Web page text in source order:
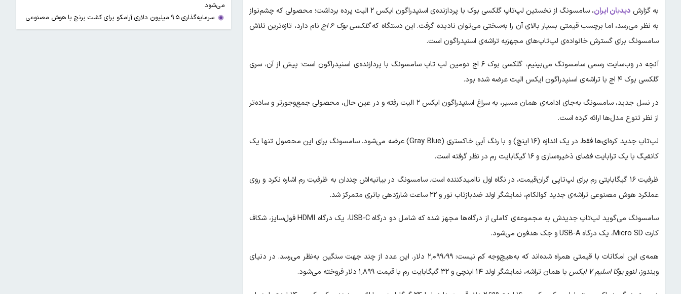
به گزارش دیدبان ایران
، سامسونگ از نخستین لپ‌تاپ گلکسی بوک با پردازنده‌ی اسنپدراگون ایکس ۲ الیت پرده برداشت؛ محصولی که چشم‌نواز
به نظر می‌رسد، اما برچسب قیمتی بسیار بالای آن را به‌سختی می‌توان نادیده گرفت. این دستگاه کهگلکسی بوک ۶ اج
نام دارد، تازه‌ترین تلاش
سامسونگ برای گسترش خانواده‌ی لپ‌تاپ‌های مجهزبه تراشه‌ی اسنپدراگون است.
آنچه در وب‌سایت رسمی سامسونگ می‌بینیم، گلکسی بوک ۶ اج دومین لپ تاپ سامسونگ با پردازنده‌ی اسنپدراگون است؛ پیش از آن، سری
گلکسی بوک ۴ اج با تراشه‌ی اسنپدراگون ایکس الیت عرضه شده بود.
در نسل جدید، سامسونگ به‌جای ادامه‌ی همان مسیر، به سراغ اسنپدراگون ایکس ۲ الیت رفته و در عین حال، محصولی جمع‌وجورتر و ساده‌تر
از نظر تنوع مدل‌ها ارائه کرده است.
لپ‌تاپ جدید کره‌ای‌ها فقط در یک اندازه‌ (۱۶ اینچ) و با رنگ آبیِ خاکستری (Gray Blue) عرضه می‌شود. سامسونگ برای این محصول تنها یک
کانفیگ با یک ترابایت فضای ذخیره‌سازی و ۱۶ گیگابایت رم در نظر گرفته است.
ظرفیت ۱۶ گیگابایتی رم برای لپ‌تاپی گران‌قیمت، در نگاه اول ناامیدکننده است. سامسونگ در بیانیه‌اش چندان به ظرفیت رم اشاره نکرد و روی
عملکرد هوش مصنوعی تراشه‌ی جدید کوالکام، نمایشگر اولد ضدبازتاب نور و ۲۲ ساعت شارژدهی باتری متمرکز شد.
سامسونگ می‌گوید لپ‌تاپ جدیدش به مجموعه‌ی کاملی از درگاه‌ها مجهز شده که شامل دو درگاه USB-C، یک درگاه HDMI فول‌سایز، شکاف
کارت Micro SD، یک درگاه USB-A و جک هدفون می‌شود.
همه‌ی این امکانات با قیمتی همراه شده‌اند که به‌هیچ‌وجه کم نیست: ۲٬۰۹۹٫۹۹ دلار. این عدد از چند جهت سنگین به‌نظر می‌رسد. در دنیای
ویندوز،لنوو یوگا اسلیم ۷ ایکس با همان تراشه، نمایشگر اولد ۱۴ اینچی و ۳۲ گیگابایت رم با قیمت ۱٬۸۹۹ دلار فروخته می‌شود.
می‌شود
سرمایه‌گذاری ۹.۵ میلیون دلاری آرامکو برای کشت برنج با هوش مصنوعی